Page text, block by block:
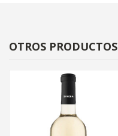
OTROS PRODUCTOS